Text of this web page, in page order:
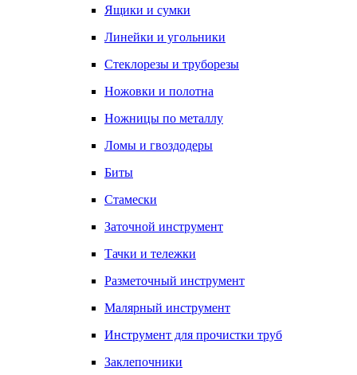
Ящики и сумки
Линейки и угольники
Стеклорезы и труборезы
Ножовки и полотна
Ножницы по металлу
Ломы и гвоздодеры
Биты
Стамески
Заточной инструмент
Тачки и тележки
Разметочный инструмент
Малярный инструмент
Инструмент для прочистки труб
Заклепочники